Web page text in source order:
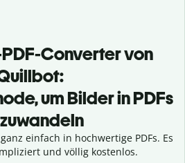
Converter von
um Bilder in PDFs
einfach in hochwertige PDFs. Es
und völlig kostenlos.